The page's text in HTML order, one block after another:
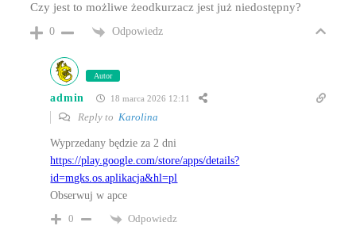
Czy jest to możliwe żeodkurzacz jest już niedostępny?
0 Odpowiedz
Autor
admin 18 marca 2026 12:11
Reply to Karolina
Wyprzedany będzie za 2 dni
https://play.google.com/store/apps/details?
id=mgks.os.aplikacja&hl=pl
Obserwuj w apce
0
Odpowiedz